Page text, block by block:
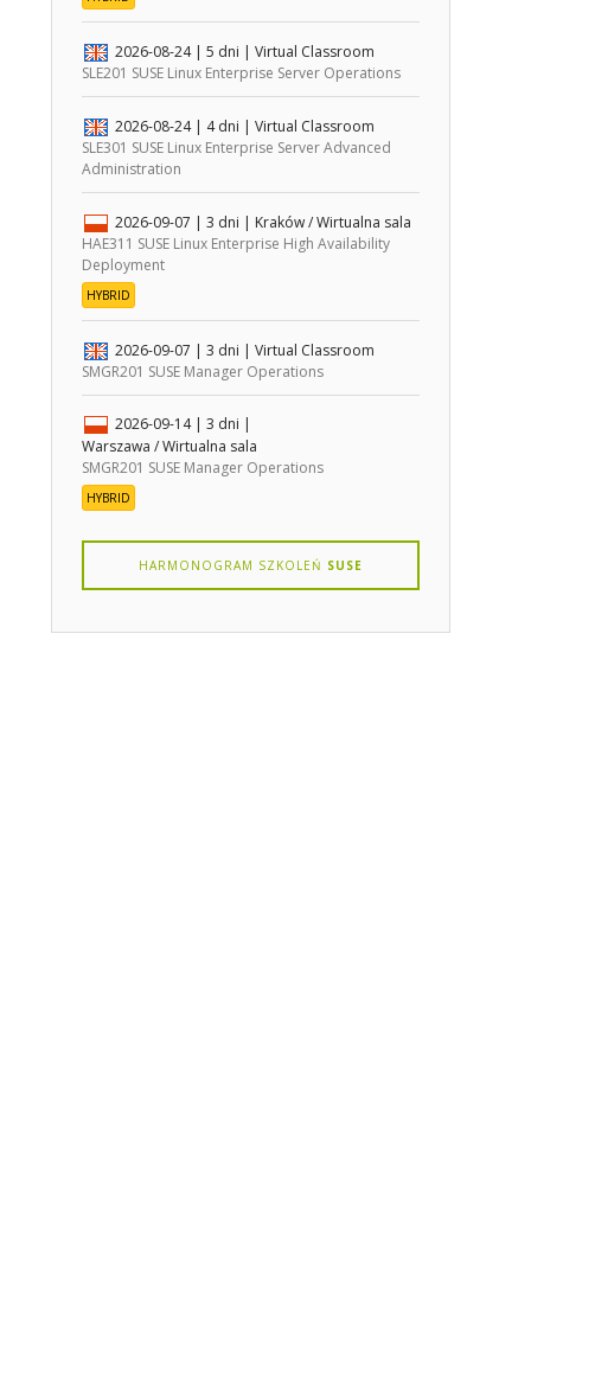
2026-08-24 | 5 dni | Virtual Classroom
SLE201 SUSE Linux Enterprise Server Operations
2026-08-24 | 4 dni | Virtual Classroom
SLE301 SUSE Linux Enterprise Server Advanced
Administration
2026-09-07 | 3 dni | Kraków / Wirtualna sala
HAE311 SUSE Linux Enterprise High Availability
Deployment
HYBRID
2026-09-07 | 3 dni | Virtual Classroom
SMGR201 SUSE Manager Operations
2026-09-14 | 3 dni |
Warszawa / Wirtualna sala
SMGR201 SUSE Manager Operations
HYBRID
HARMONOGRAM SZKOLEŃ SUSE